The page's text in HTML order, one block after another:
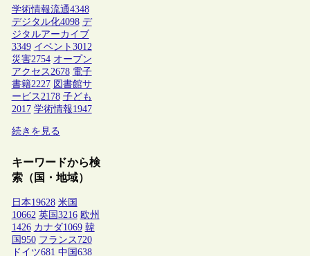
学術情報流通4348
デジタル化4098 デ
ジタルアーカイブ
3349 イベント 3012
災害2754 オープン
アクセス 2678 電子
書籍2227 図書館サ
ービス 2178 子ども
2017 学術情報1947
続きを見る
キーワードから検
索（国・地域）
日本19628 米国
10662 英国 3216 欧州
1426 カナダ1069 韓
国 950 フランス 720
ドイツ681 中国 638